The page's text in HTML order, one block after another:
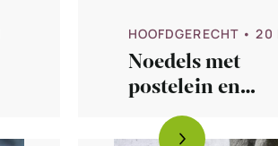
HOOFDGERECHT • 20
Noedels met
postelein en
aubergine